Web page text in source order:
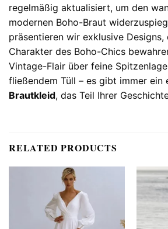
regelmäßig aktualisiert, um den
modernen Boho-Braut
präsentieren wir exklusive
Charakter des Boho-Chics
Vintage-Flair über feine
fließendem Tüll – es gibt immer ein
Brautkleid, das Teil Ihrer
RELATED PRODUCTS